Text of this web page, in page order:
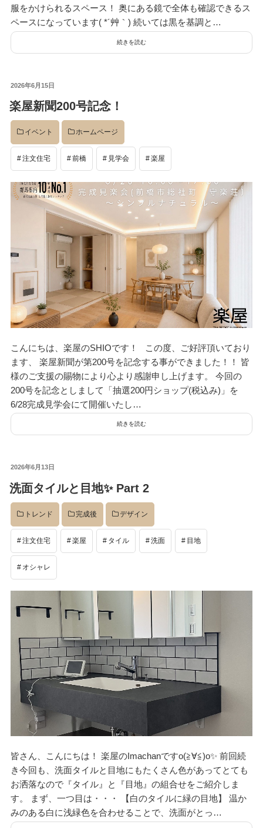
服をかけられるスペース！ 奥にある鏡で全体も確認できるス
ペースになっています( *´艸｀) 続いては黒を基調と…
続きを読む
投
日:
2026年6月15日
楽屋新聞200号記念！
イベント ホームページ
注文住宅 前橋 見学会 楽屋
こんにちは、楽屋のSHIOです！ この度、ご好評頂いており
ます、 楽屋新聞が第200号を記念する事ができました！！ 皆
様のご支援の賜物により心より感謝申し上げます。 今回の
200号を記念としまして「抽選200円ショップ(税込み)」を
6/28完成見学会にて開催いたし…
続きを読む
投
日:
2026年6月13日
洗面タイルと目地✨ Part 2
トレンド 完成後 デザイン
注文住宅 楽屋 タイル 洗面 目地
オシャレ
皆さん、こんにちは！ 楽屋のImachanですo(≧∀≦)o✨ 前回続
き今回も、洗面タイルと目地にもたくさん色があってとても
お洒落なので『タイル』と『目地』の組合せをご紹介しま
す。 まず、一つ目は・・・ 【白のタイルに緑の目地】 温か
みのある白に浅緑色を合わせることで、洗面がとっ…